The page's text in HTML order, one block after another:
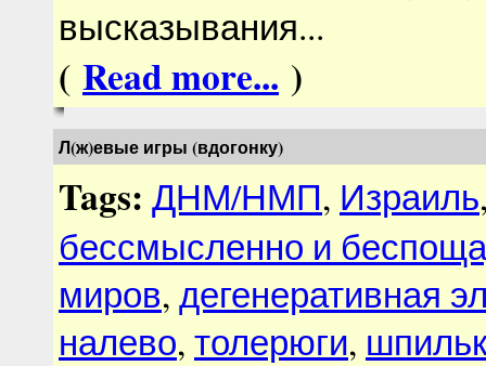
высказывания...
( Read more... )
Л(ж)евые игры (вдогонку)
Tags: ДНМ/НМП, Израиль
бессмысленно и
миров, дегенеративная
налево, толерюги,